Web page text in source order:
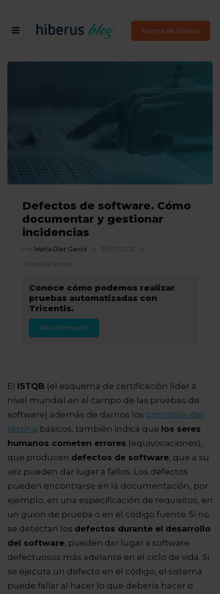
Acerca de hiberus
Defectos de software. Cómo
documentar y gestionar
incidencias
Por Marta Díaz García 30/01/2025
7 Mins de lectura
Conoce cómo podemos realizar
pruebas automatizadas con
Tricentis.
Más información
El ISTQB (el esquema de certificación líder a
nivel mundial en el campo de las pruebas de
software) además de darnos los principios del
testing básicos, también indica que los seres
humanos cometen errores (equivocaciones),
que producen defectos de software, que a su
vez pueden dar lugar a fallos. Los defectos
pueden encontrarse en la documentación, por
ejemplo, en una especificación de requisitos, en
un guion de prueba o en el código fuente. Si no
se detectan los defectos durante el desarrollo
del software, pueden dar lugar a software
defectuosos más adelante en el ciclo de vida. Si
se ejecuta un defecto en el código, el sistema
puede fallar al hacer lo que debería hacer o